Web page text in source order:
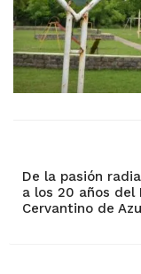
De la pasión
a los 20 años del
Cervantino de